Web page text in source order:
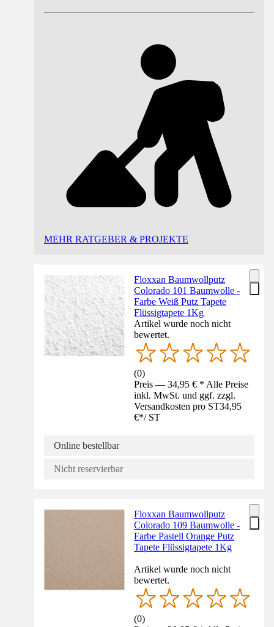
MEHR RATGEBER & PROJEKTE
Floxxan Baumwollputz
Colorado 101 Baumwolle -
Farbe Weiß Putz Tapete
Flüssigtapete 1Kg
Artikel wurde noch nicht
bewertet.
(0)
Preis — 34,95 € * Alle Preise
inkl. MwSt. und ggf. zzgl.
Versandkosten pro ST34,95
€*/ ST
Online bestellbar
Nicht reservierbar
Floxxan Baumwollputz
Colorado 109 Baumwolle -
Farbe Pastell Orange Putz
Tapete Flüssigtapete 1Kg
Artikel wurde noch nicht
bewertet.
(0)